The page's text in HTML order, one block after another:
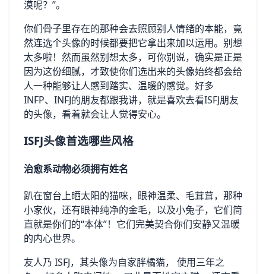
漠呢？”。
你们骨子里存在的那种会去照顾别人情绪的本能，竟
然连选个头像的时候都要把它拿出来加以运用。别想
太多啦！然而虽然别想太多，可你别说，确实是正是
因为这份细腻，才致使你们选出来的头像始终都会给
人一种能够让人感到踏实、温暖的感觉。好多
INFP、INFJ的朋友都跟我讲，就是喜欢去看ISFJ朋友
的头像，看着就会让人觉得安心。
ISFJ头像首选哪些风格
治愈系动物必须拥有姓名
趴在窗台上晒太阳的猫咪，眼神温柔、毛茸茸，那种
小家伙，还有眼神纯净的金毛，以及小兔子，它们简
直就是你们的“本体”！它们完美契合你们安静又温暖
的内心世界。
友人乃 ISFJ，其头像为自家胖橘猫， 使用三年之